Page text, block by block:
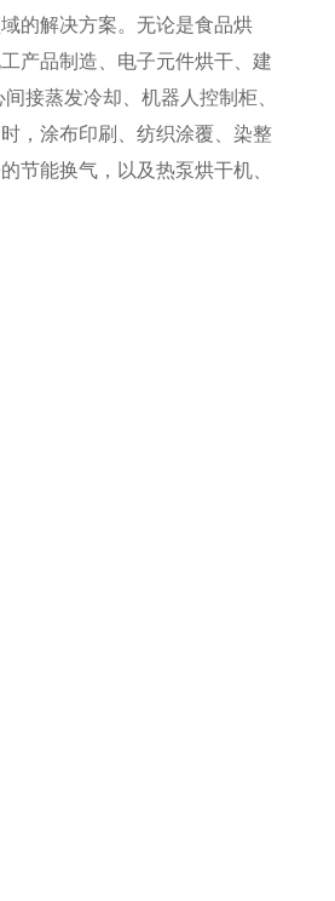
的解决方案。无论是食品烘
产品制造、电子元件烘干、建
接蒸发冷却、机器人控制柜、
，涂布印刷、纺织涂覆、染整
节能换气，以及热泵烘干机、